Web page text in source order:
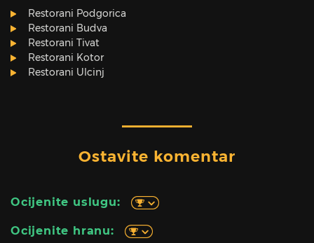
Restorani Podgorica
Restorani Budva
Restorani Tivat
Restorani Kotor
Restorani Ulcinj
Ostavite komentar
Ocijenite uslugu:
Ocijenite hranu: